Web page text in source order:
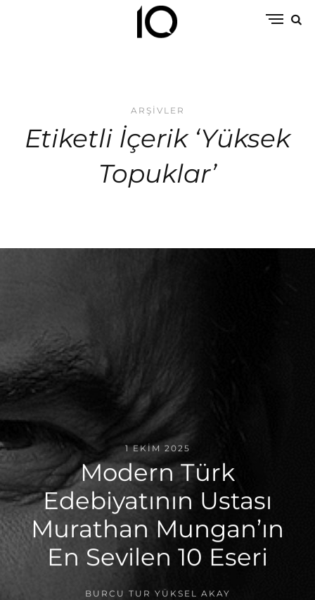
ARŞIVLER
Etiketli İçerik ‘Yüksek
Topuklar’
1 EKIM 2025
Modern Türk
Edebiyatının Ustası
Murathan Mungan’ın
En Sevilen 10 Eseri
BURCU TUR YÜKSEL AKAY